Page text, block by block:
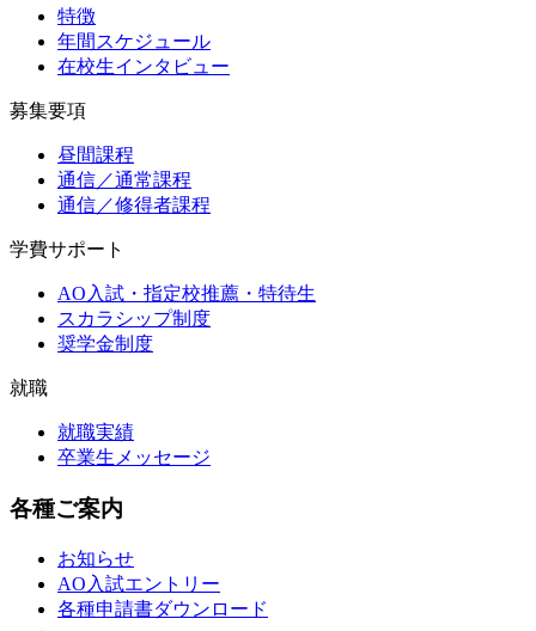
特徴
年間スケジュール
在校生インタビュー
募集要項
昼間課程
通信／通常課程
通信／修得者課程
学費サポート
AO入試・指定校推薦・特待生
スカラシップ制度
奨学金制度
就職
就職実績
卒業生メッセージ
各種ご案内
お知らせ
AO入試エントリー
各種申請書ダウンロード